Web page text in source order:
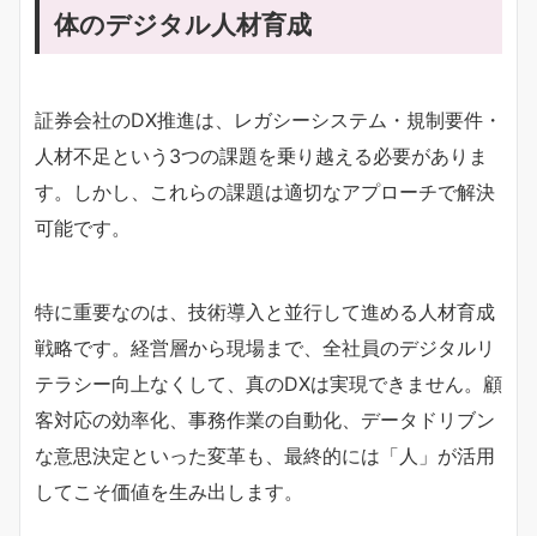
体のデジタル人材育成
証券会社のDX推進は、レガシーシステム・規制要件・
人材不足という3つの課題を乗り越える必要がありま
す。しかし、これらの課題は適切なアプローチで解決
可能です。
特に重要なのは、技術導入と並行して進める人材育成
戦略です。経営層から現場まで、全社員のデジタルリ
テラシー向上なくして、真のDXは実現できません。顧
客対応の効率化、事務作業の自動化、データドリブン
な意思決定といった変革も、最終的には「人」が活用
してこそ価値を生み出します。